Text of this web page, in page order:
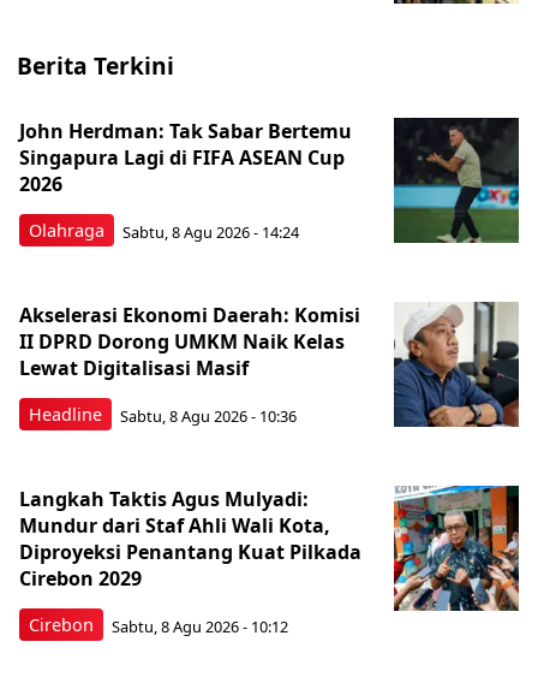
Berita Terkini
Olahraga
John Herdman: Tak Sabar Bertemu
Singapura Lagi di FIFA ASEAN Cup
2026
Sabtu, 8 Agu 2026 - 14:24
Headline
Akselerasi Ekonomi Daerah: Komisi
II DPRD Dorong UMKM Naik Kelas
Lewat Digitalisasi Masif
Sabtu, 8 Agu 2026 - 10:36
Cirebon
Langkah Taktis Agus Mulyadi:
Mundur dari Staf Ahli Wali Kota,
Diproyeksi Penantang Kuat Pilkada
Cirebon 2029
Sabtu, 8 Agu 2026 - 10:12